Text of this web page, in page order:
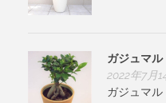
ガジュマル
2022年7月
ガジュマ